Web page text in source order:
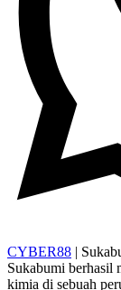
CYBER88 |
Sukabumi berhasil
kimia di sebuah